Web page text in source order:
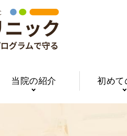
当院の紹介 初めて